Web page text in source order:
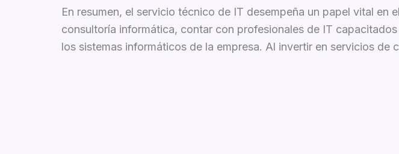
En resumen, el servicio técnico de IT desempeña un papel vital
consultoría informática, contar con profesionales de IT
los sistemas informáticos de la empresa. Al invertir en servicios